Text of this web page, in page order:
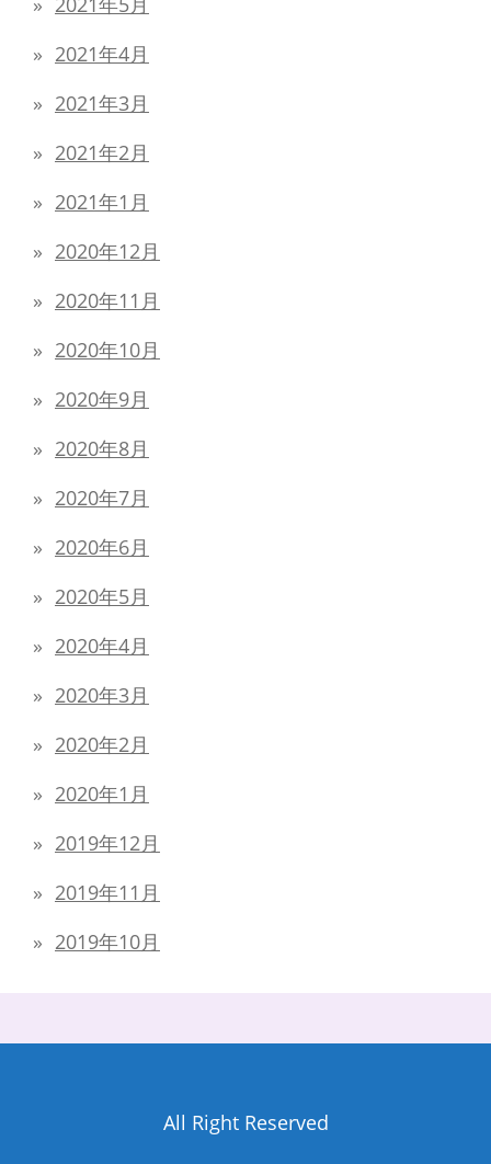
2021年4月
2021年3月
2021年2月
2021年1月
2020年12月
2020年11月
2020年10月
2020年9月
2020年8月
2020年7月
2020年6月
2020年5月
2020年4月
2020年3月
2020年2月
2020年1月
2019年12月
2019年11月
2019年10月
All Right Reserved